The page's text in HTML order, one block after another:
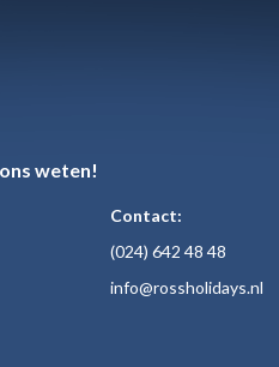
weten!
Contact:
(024) 642 48 48
info@rossholidays.nl